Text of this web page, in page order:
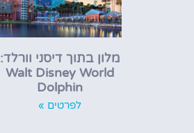
מלון בתוך דיסני וורלד:
Walt Disney World
Dolphin
לפרטים »